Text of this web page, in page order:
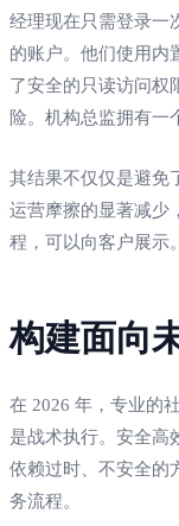
经理现在只需登录一
的账户。他们使用内
了安全的只读访问权
险。机构总监拥有一
其结果不仅仅是避免
运营摩擦的显著减少
程，可以向客户展示。
构建面向
在 2026 年，专业的
是战术执行。安全高
依赖过时、不安全的
务流程。